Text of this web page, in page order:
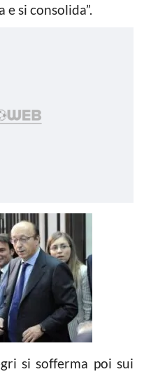
si consolida”.
si sofferma poi sui